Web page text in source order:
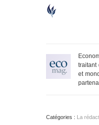
traitant
et
Catégories : La